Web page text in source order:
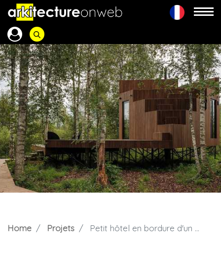
Home Projets Petit hôtel en bordure d'un marais. Des bouleaux entourent la chambre d'hôtel